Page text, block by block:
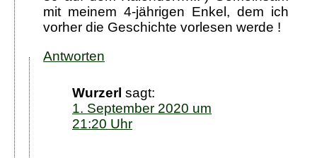
mit meinem 4-jährigen Enkel, dem ich
vorher die Geschichte vorlesen werde !
Antworten
Wurzerl sagt:
1. September 2020 um
21:20 Uhr